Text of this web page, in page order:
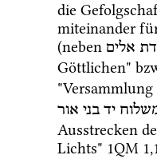
die
miteinander
(neben אלים
Göttlichen"
יד בני אור
Ausstrecken
Lichts" 1QM 1,